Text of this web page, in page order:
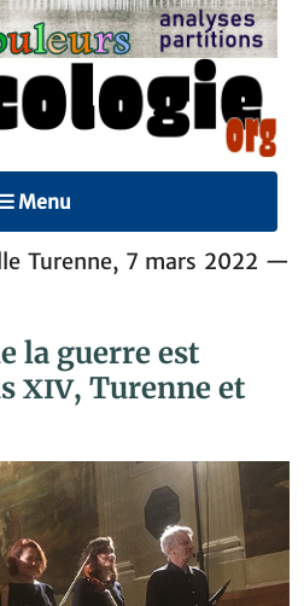
☰ Menu
Turenne, 7 mars 2022 —
la guerre est
xiv, Turenne et